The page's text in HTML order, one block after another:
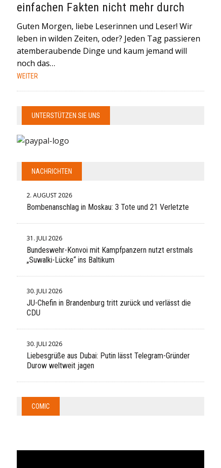
einfachen Fakten nicht mehr durch
Guten Morgen, liebe Leserinnen und Leser! Wir
leben in wilden Zeiten, oder? Jeden Tag passieren
atemberaubende Dinge und kaum jemand will
noch das…
WEITER
UNTERSTÜTZEN SIE UNS
NACHRICHTEN
2. AUGUST 2026
Bombenanschlag in Moskau: 3 Tote und 21 Verletzte
31. JULI 2026
Bundeswehr-Konvoi mit Kampfpanzern nutzt erstmals
„Suwalki-Lücke“ ins Baltikum
30. JULI 2026
JU-Chefin in Brandenburg tritt zurück und verlässt die
CDU
30. JULI 2026
Liebesgrüße aus Dubai: Putin lässt Telegram-Gründer
Durow weltweit jagen
COMIC